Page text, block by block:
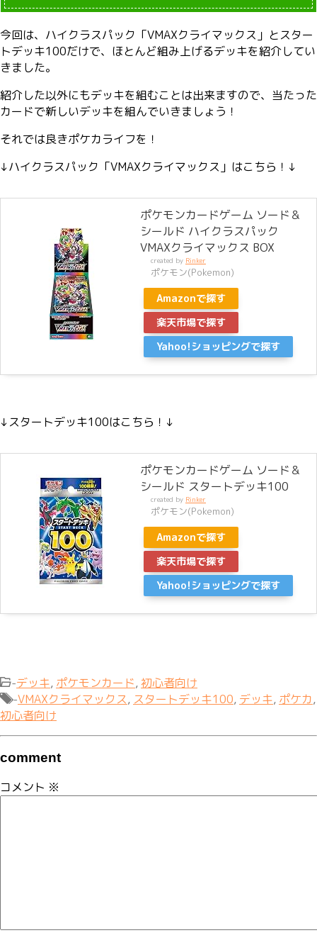
今回は、ハイクラスパック「VMAXクライマックス」とスター
トデッキ100だけで、ほとんど組み上げるデッキを紹介してい
きました。
紹介した以外にもデッキを組むことは出来ますので、当たった
カードで新しいデッキを組んでいきましょう！
それでは良きポケカライフを！
↓ハイクラスパック「VMAXクライマックス」はこちら！↓
ポケモンカードゲーム ソード＆
シールド ハイクラスパック
VMAXクライマックス BOX
created by Rinker
ポケモン(Pokemon)
Amazonで探す
楽天市場で探す
Yahoo!ショッピングで探す
↓スタートデッキ100はこちら！↓
ポケモンカードゲーム ソード＆
シールド スタートデッキ100
created by Rinker
ポケモン(Pokemon)
Amazonで探す
楽天市場で探す
Yahoo!ショッピングで探す
-デッキ, ポケモンカード,初心者向け
-VMAXクライマックス, スタートデッキ100, デッキ, ポケカ,
初心者向け
comment
コメント ※